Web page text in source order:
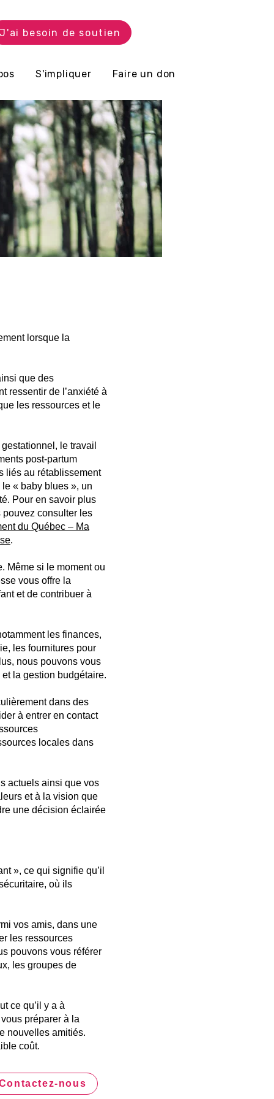
J'ai besoin de soutien
S'impliquer Faire un don
lorsque la
que des
ressentir de l’anxiété à
les ressources et le
le travail
post-partum
liés au rétablissement
« baby blues », un
Pour en savoir plus
pouvez consulter les
du Québec – Ma
.
Même si le moment ou
vous offre la
et de contribuer à
les finances,
les fournitures pour
nous pouvons vous
la gestion budgétaire.
dans des
à entrer en contact
locales dans
actuels ainsi que vos
et à la vision que
une décision éclairée
», ce qui signifie qu’il
où ils
vos amis, dans une
les ressources
pouvons vous référer
les groupes de
ce qu’il y a à
préparer à la
nouvelles amitiés.
coût.
nous